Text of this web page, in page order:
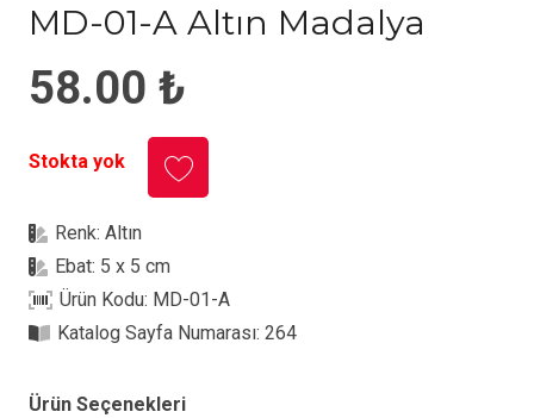
MD-01-A Altın Madalya
58.00 ₺
Stokta yok
Renk:Altın
Ebat: 5 x 5 cm
Ürün Kodu: MD-01-A
Katalog Sayfa Numarası:264
Ürün Seçenekleri